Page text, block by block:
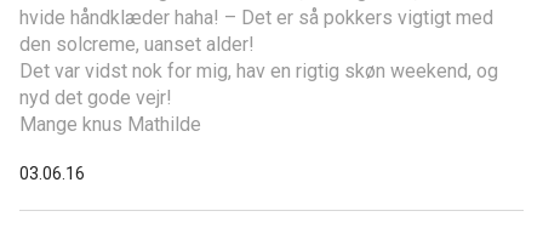
hvide håndklæder haha! – Det er så pokkers vigtigt med
den solcreme, uanset alder!
Det var vidst nok for mig, hav en rigtig skøn weekend, og
nyd det gode vejr!
Mange knus Mathilde
03.06.16